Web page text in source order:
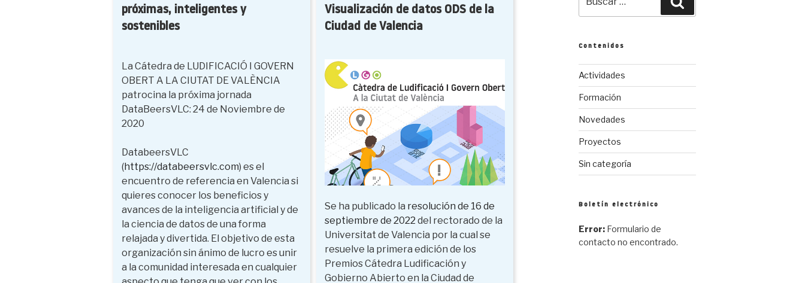
próximas, inteligentes y
sostenibles
La Cátedra de LUDIFICACIÓ I GOVERN
OBERT A LA CIUTAT DE VALÈNCIA
patrocina la próxima jornada
DataBeersVLC: 24 de Noviembre de
2020
DatabeersVLC
(https://databeersvlc.com) es el
encuentro de referencia en Valencia si
quieres conocer los beneficios y
avances de la inteligencia artificial y de
la ciencia de datos de una forma
relajada y divertida. El objetivo de esta
organización sin ánimo de lucro es unir
a la comunidad interesada en cualquier
Visualización de datos ODS de la
Ciudad de Valencia
Se ha publicado la resolución de 16 de
septiembre de 2022 del rectorado de la
Universitat de Valencia por la cual se
resuelve la primera edición de los
Premios Cátedra Ludificación y
Gobierno Abierto en la Ciudad de
por:
Contenidos
Actividades
Formación
Novedades
Proyectos
Sin categoría
Boletín electrónico
Error:Formulario de
contacto no encontrado.